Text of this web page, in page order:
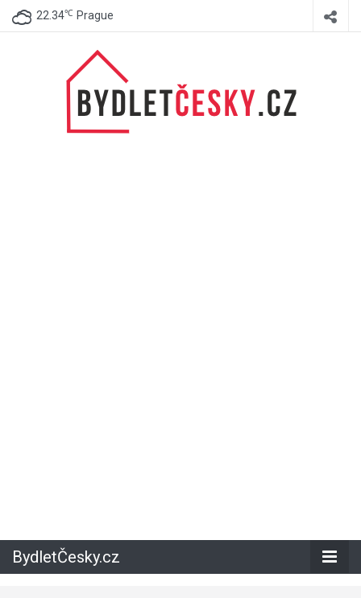
22.34℃ Prague
BydletČesky.cz